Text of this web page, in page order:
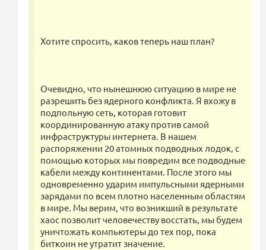
Хотите спросить, каков теперь наш план?
Очевидно, что нынешнюю ситуацию в мире не
разрешить без ядерного конфликта. Я вхожу в
подпольную сеть, которая готовит
координированную атаку против самой
инфраструктуры интернета. В нашем
распоряжении 20 атомных подводных лодок, с
помощью которых мы повредим все подводные
кабели между континентами. После этого мы
одновременно ударим импульсными ядерными
зарядами по всем плотно населенным областям
в мире. Мы верим, что возникший в результате
хаос позволит человечеству восстать, мы будем
уничтожать компьютеры до тех пор, пока
биткоин не утратит значение.